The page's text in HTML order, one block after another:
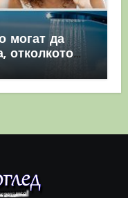
могат да
отколкото